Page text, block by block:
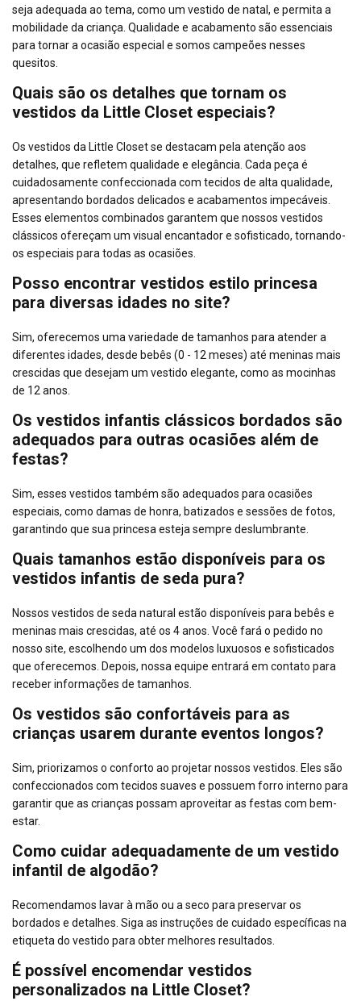
seja adequada ao tema, como um vestido de natal, e permita a
mobilidade da criança. Qualidade e acabamento são essenciais
para tornar a ocasião especial e somos campeões nesses
quesitos.
Quais são os detalhes que tornam os
vestidos da Little Closet especiais?
Os vestidos da Little Closet se destacam pela atenção aos
detalhes, que refletem qualidade e elegância. Cada peça é
cuidadosamente confeccionada com tecidos de alta qualidade,
apresentando bordados delicados e acabamentos impecáveis.
Esses elementos combinados garantem que nossos vestidos
clássicos ofereçam um visual encantador e sofisticado, tornando-
os especiais para todas as ocasiões.
Posso encontrar vestidos estilo princesa
para diversas idades no site?
Sim, oferecemos uma variedade de tamanhos para atender a
diferentes idades, desde bebês (0 - 12 meses) até meninas mais
crescidas que desejam um vestido elegante, como as mocinhas
de 12 anos.
Os vestidos infantis clássicos bordados são
adequados para outras ocasiões além de
festas?
Sim, esses vestidos também são adequados para ocasiões
especiais, como damas de honra, batizados e sessões de fotos,
garantindo que sua princesa esteja sempre deslumbrante.
Quais tamanhos estão disponíveis para os
vestidos infantis de seda pura?
Nossos vestidos de seda natural estão disponíveis para bebês e
meninas mais crescidas, até os 4 anos. Você fará o pedido no
nosso site, escolhendo um dos modelos luxuosos e sofisticados
que oferecemos. Depois, nossa equipe entrará em contato para
receber informações de tamanhos.
Os vestidos são confortáveis para as
crianças usarem durante eventos longos?
Sim, priorizamos o conforto ao projetar nossos vestidos. Eles são
confeccionados com tecidos suaves e possuem forro interno para
garantir que as crianças possam aproveitar as festas com bem-
estar.
Como cuidar adequadamente de um vestido
infantil de algodão?
Recomendamos lavar à mão ou a seco para preservar os
bordados e detalhes. Siga as instruções de cuidado específicas na
etiqueta do vestido para obter melhores resultados.
É possível encomendar vestidos
personalizados na Little Closet?